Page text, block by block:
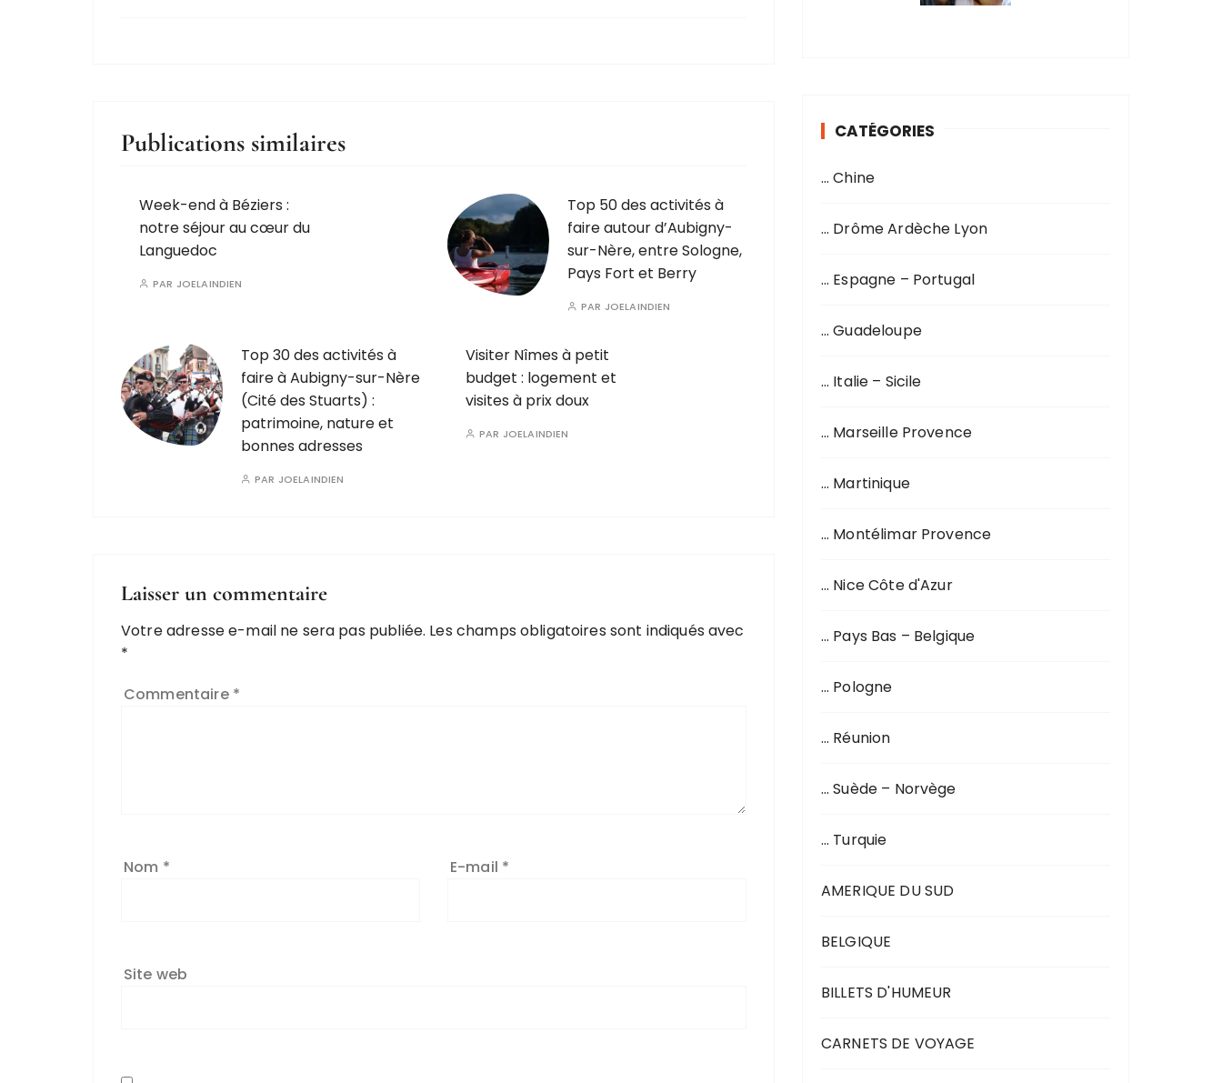
Publications similaires
Week-end à Béziers :
notre séjour au cœur du
Languedoc
PAR JOELAINDIEN
Top 50 des activités à
faire autour d’Aubigny-
sur-Nère, entre Sologne,
Pays Fort et Berry
PAR JOELAINDIEN
Top 30 des activités à
faire à Aubigny-sur-Nère
(Cité des Stuarts) :
patrimoine, nature et
bonnes adresses
PAR JOELAINDIEN
Visiter Nîmes à petit
budget : logement et
visites à prix doux
PAR JOELAINDIEN
Laisser un commentaire
Votre adresse e-mail ne sera pas publiée. Les champs obligatoires sont indiqués avec
*
Commentaire *
Nom * E-mail *
Site web
CATÉGORIES
… Chine
… Drôme Ardèche Lyon
… Espagne – Portugal
… Guadeloupe
… Italie – Sicile
… Marseille Provence
… Martinique
… Montélimar Provence
… Nice Côte d'Azur
… Pays Bas – Belgique
… Pologne
… Réunion
… Suède – Norvège
… Turquie
AMERIQUE DU SUD
BELGIQUE
BILLETS D'HUMEUR
CARNETS DE VOYAGE